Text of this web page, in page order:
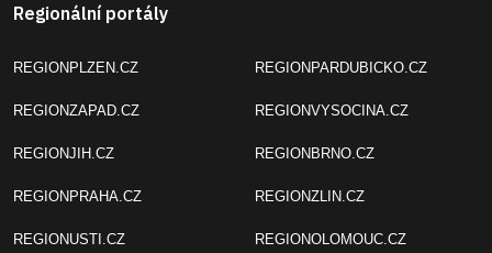
Regionální portály
REGIONPLZEN.CZ
REGIONZAPAD.CZ
REGIONJIH.CZ
REGIONPRAHA.CZ
REGIONUSTI.CZ
REGIONPARDUBICKO.CZ
REGIONVYSOCINA.CZ
REGIONBRNO.CZ
REGIONZLIN.CZ
REGIONOLOMOUC.CZ